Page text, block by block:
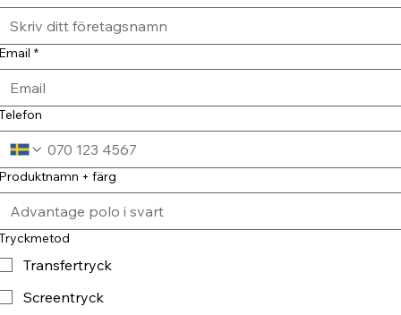
*
+ färg
Transfertryck
Screentryck